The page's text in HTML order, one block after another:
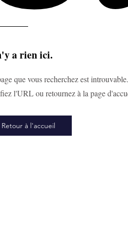
a rien ici.
que vous recherchez est introuvable.
l'URL ou retournez à la page
Retour à l'accueil